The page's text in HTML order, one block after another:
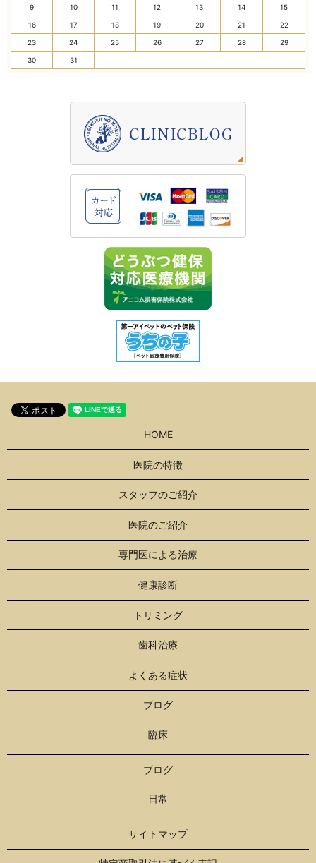
9 10 11 12 13 14 15
16 17 18 19 20 21 22
23 24 25 26 27 28 29
30 31
HOME
医院の特徴
スタッフのご紹介
医院のご紹介
専門医による治療
健康診断
トリミング
歯科治療
よくある症状
ブログ
臨床
ブログ
日常
サイトマップ